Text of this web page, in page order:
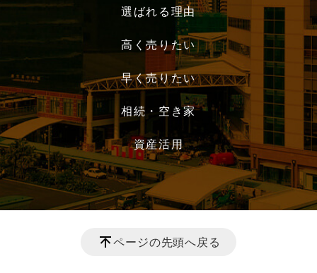
選ばれる理由
高く売りたい
早く売りたい
相続・空き家
資産活用
ページの先頭へ戻る